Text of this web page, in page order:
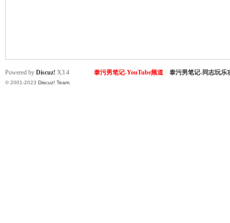
泰污男笔记-YouTube频道 泰污男笔记-同志玩乐
Powered by Discuz! X3.4
© 2001-2023 Discuz! Team.